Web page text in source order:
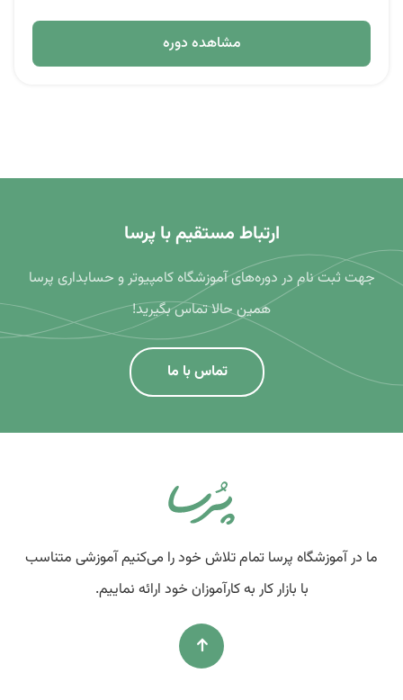
مشاهده دوره
ارتباط مستقیم با پرسا
جهت ثبت نام در دوره‌های آموزشگاه کامپیوتر و حسابداری پرسا
همین حالا تماس بگیرید!
تماس با ما
ما در آموزشگاه پرسا تمام تلاش خود را می‌کنیم آموزشی متناسب
با بازار کار به کارآموزان خود ارائه نماییم.